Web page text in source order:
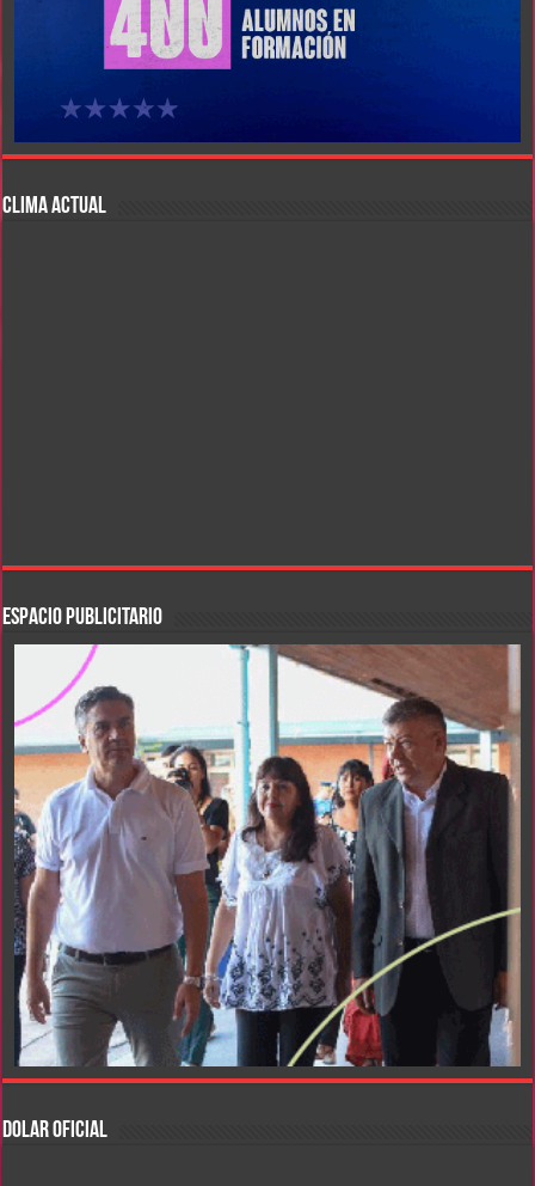
CLIMA ACTUAL
ESPACIO PUBLICITARIO
DOLAR OFICIAL